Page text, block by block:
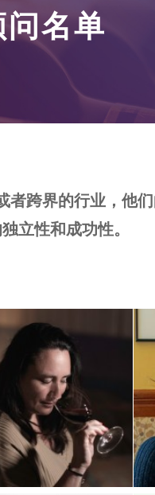
名单
跨界的行业，他
立性和成功性。